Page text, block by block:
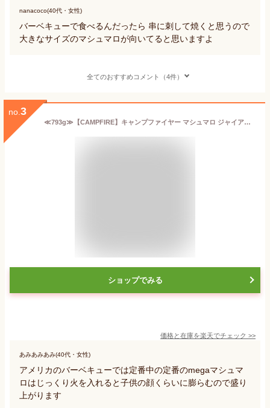
nanacoco(40代・女性)
バーベキューで食べるんだったら 串に刺して焼くと思うので
大きなサイズのマシュマロが向いてると思いますよ
全てのおすすめコメント（4件）
no. 3
≪793g≫【CAMPFIRE】キャンプファイヤー マシュマロ ジャイアントロースターズ 大容量！ ビッグサイズ！ ◆ キャンプ・アウトドア・BBQ・パーティー等にイチオシ♪◆ Giant Roasters お菓子 おやつ【costco コストコ】★送料無料★
ショップでみる
価格と在庫を楽天でチェック >>
あみあみあみ(40代・女性)
アメリカのバーベキューでは定番中の定番のmegaマシュマ
ロはじっくり火を入れると子供の顔くらいに膨らむので盛り
上がります